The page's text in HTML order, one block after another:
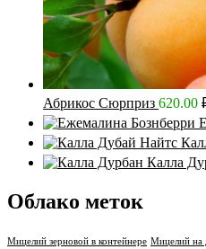
Абрикос Сюрприз 620.00
Калла
Облако меток
Мицелий зерновой в контейнере Мицелий на